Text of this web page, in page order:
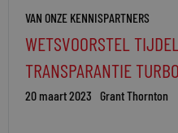
VAN ONZE KENNISPARTNERS
WETSVOORSTEL
TRANSPARANTIE
20 maart 2023 Grant Thornton